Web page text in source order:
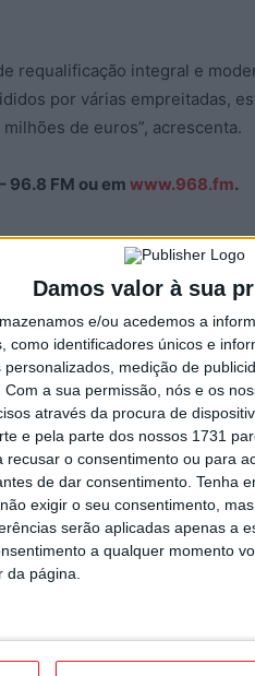
Damos valor à sua
e/ou acedemos a
como identificadores únicos e
medição de
Com a sua permissão, nós e os
através da procura de
e pela parte dos nossos 1731
recusar o consentimento ou para
de dar consentimento. Tenha
exigir o seu consentimento,
serão aplicadas apenas a
a qualquer momento
página.
requalificação integral e
por várias empreitadas,
de euros”, acrescenta.
96.8 FM ou em www.968.fm.
Tondela goleado no